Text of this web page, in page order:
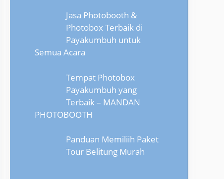
Jasa Photobooth &
Photobox Terbaik di
Payakumbuh untuk
Semua Acara
Tempat Photobox
Payakumbuh yang
Terbaik – MANDAN
PHOTOBOOTH
Panduan Memiliih Paket
Tour Belitung Murah